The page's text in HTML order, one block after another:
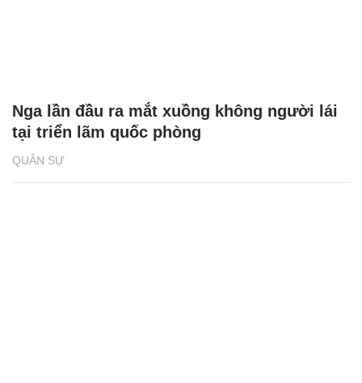
QUÂN SỰ
Nga lần đầu ra mắt xuồng không người lái
tại triển lãm quốc phòng